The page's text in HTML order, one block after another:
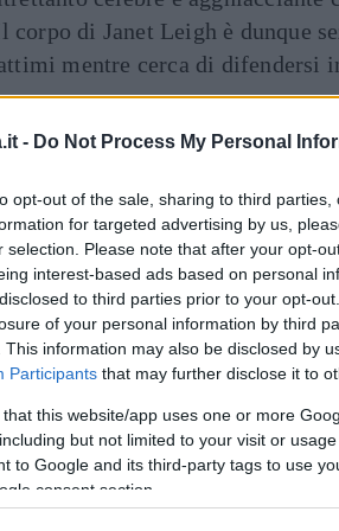
- Do Not Process My Personal
opt-out of the sale, sharing to third
for targeted advertising by us,
selection. Please note that after your opt-
interest-based ads based on personal
to third parties prior to your opt-
of your personal information by third
This information may also be disclosed by
Participants that may further disclose it to
that this website/app uses one or more
but not limited to your visit or
to Google and its third-party tags to use
consent section.
di Janet Leigh è dunque
mentre cerca di difendersi
del 1998 di Gus Van Sant,
è praticamente
titolo attuale è diventato
lavorazione di Psycho, e
Johanssonper mostrare la sua
a sua volta diretta da